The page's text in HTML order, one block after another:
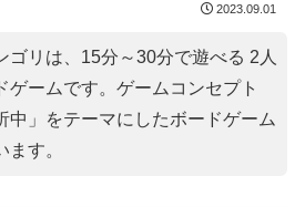
2023.09.01
ゴリは、15分～30分で遊べる 2人
ゲームです。ゲームコンセプト
中 」をテーマにしたボードゲーム
ます。